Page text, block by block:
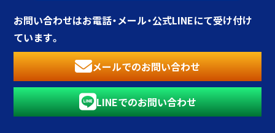
お問い合わせはお電話・メール・公式LINEにて受け付け
ています。
メールでのお問い合わせ
LINEでのお問い合わせ